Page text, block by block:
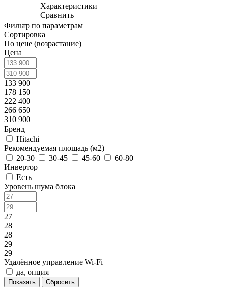
Характеристики
Сравнить
Фильтр по параметрам
Сортировка
По цене (возрастание)
Цена
133 900
178 150
222 400
266 650
310 900
Бренд
Hitachi
Рекомендуемая площадь (м2)
20-30
30-45 45-60
60-80
Инвертор
Есть
Уровень шума блока
27
28
28
29
29
Удалённое управление Wi-Fi
да, опция
Сбросить